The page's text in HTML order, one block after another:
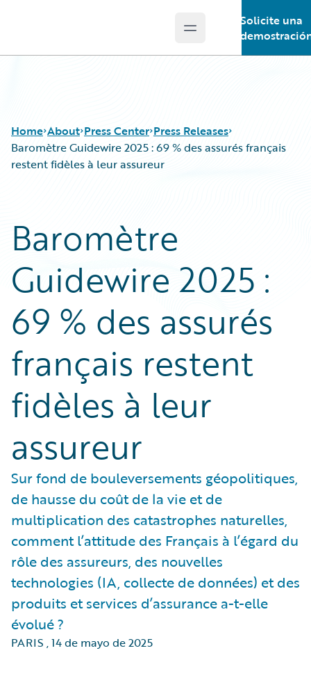
Open main menu
Solicite una
Home About Press Center Press Releases
Baromètre Guidewire 2025 : 69 % des assurés français
restent fidèles à leur assureur
Baromètre
Guidewire 2025 :
69 % des assurés
français restent
fidèles à leur
assureur
Sur fond de bouleversements géopolitiques,
de hausse du coût de la vie et de
multiplication des catastrophes naturelles,
comment l’attitude des Français à l’égard du
rôle des assureurs, des nouvelles
technologies (IA, collecte de données) et des
produits et services d’assurance a-t-elle
évolué ?
PARIS ,14 de mayo de 2025